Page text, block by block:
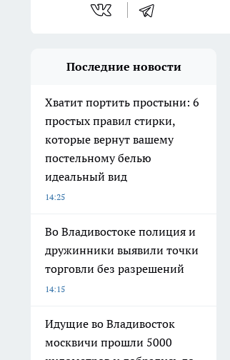
Последние новости
Хватит портить простыни: 6
простых правил стирки,
которые вернут вашему
постельному белью
идеальный вид
14:25
Во Владивостоке полиция и
дружинники выявили точки
торговли без разрешений
14:15
Идущие во Владивосток
москвичи прошли 5000